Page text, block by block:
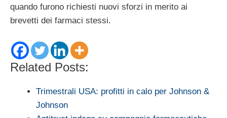
quando furono richiesti nuovi sforzi in merito ai
brevetti dei farmaci stessi.
Related Posts:
Trimestrali USA: profitti in calo per Johnson &
Johnson